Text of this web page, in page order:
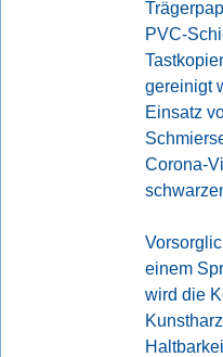
PVC-
gereinigt
Einsatz
Corona-
einem
wird die